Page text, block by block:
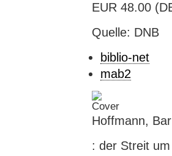
EUR 48.00
Quelle: DNB
biblio-net
mab2
Hoffmann,
: der Streit